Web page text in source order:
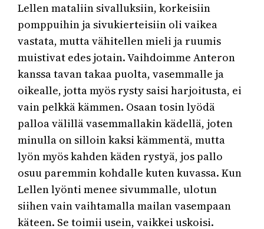
Lellen mataliin sivalluksiin, korkeisiin
pomppuihin ja sivukierteisiin oli vaikea
vastata, mutta vähitellen mieli ja ruumis
muistivat edes jotain. Vaihdoimme Anteron
kanssa tavan takaa puolta, vasemmalle ja
oikealle, jotta myös rysty saisi harjoitusta, ei
vain pelkkä kämmen. Osaan tosin lyödä
palloa välillä vasemmallakin kädellä, joten
minulla on silloin kaksi kämmentä, mutta
lyön myös kahden käden rystyä, jos pallo
osuu paremmin kohdalle kuten kuvassa. Kun
Lellen lyönti menee sivummalle, ulotun
siihen vain vaihtamalla mailan vasempaan
käteen. Se toimii usein, vaikkei uskoisi.